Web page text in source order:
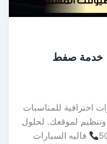
صفط
احترافية للمناسبات
لموقعك. لحلول
فاليه السيارات